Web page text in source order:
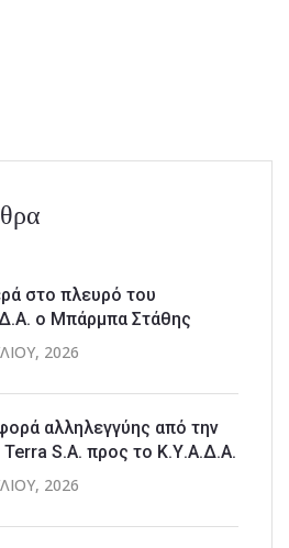
στο πλευρό του
ο Μπάρμπα Στάθης
2026
αλληλεγγύης από την
Terra S.A. προς το Κ.Υ.Α.Δ.Α.
2026